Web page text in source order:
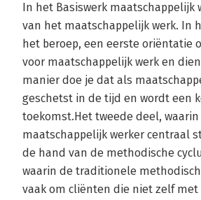
In het Basiswerk
van het maatschappelijk werk. In
het beroep, een eerste oriëntatie
voor maatschappelijk werk en
manier doe je dat als
geschetst in de tijd en wordt een
toekomst.Het tweede deel,
maatschappelijk werker centraal
de hand van de methodische
waarin de traditionele
vaak om cliënten die niet zelf